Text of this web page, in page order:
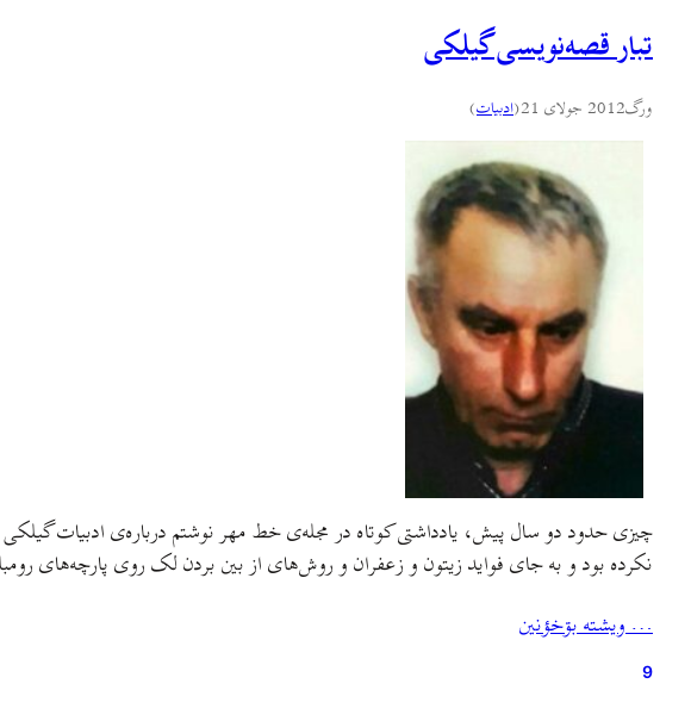
تبار قصه‌نویسی گیلکی
ورگ2012 جولای 21 (ادبيات)
چیزی حدود دو سال پیش، یادداشتی کوتاه در مجله‌ی خط مهر نوشتم درباره‌ی ادبیات
نکرده بود و به جای فواید زیتون و زعفران و روش‌های از بین بردن لک روی پارچه‌های
… ويشته بۊخؤنين
9